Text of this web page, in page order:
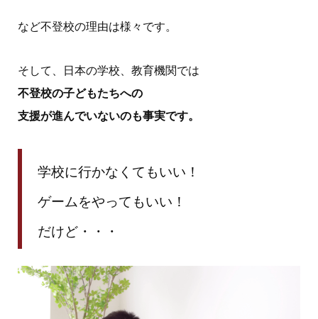
など不登校の理由は様々です。
そして、日本の学校、教育機関では
不登校の子どもたちへの
支援が進んでいないのも事実です。
学校に行かなくてもいい！
ゲームをやってもいい！
だけど・・・